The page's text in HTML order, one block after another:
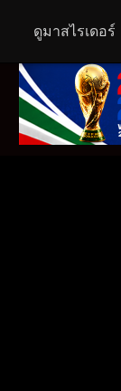
ดูมาสไรเดอร์